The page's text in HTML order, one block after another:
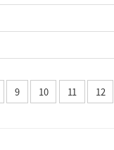
9 10 11 12